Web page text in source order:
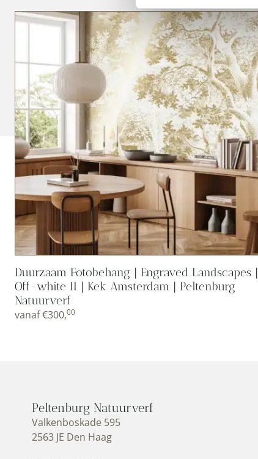
Duurzaam Fotobehang | Engraved Landscapes |
Off-white II | Kek Amsterdam | Peltenburg
Natuurverf
vanaf€300,00
Peltenburg Natuurverf
Valkenboskade 595
2563 JE Den Haag